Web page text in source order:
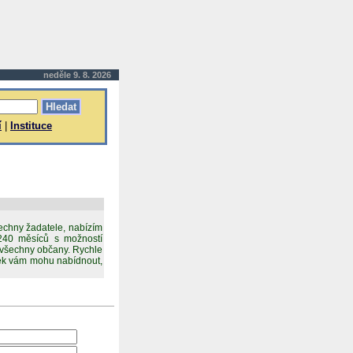
neděle 9. 8. 2026
Instituce
žadatele, nabízím
měsíců s možností
občany. Rychle
vám mohu nabídnout,